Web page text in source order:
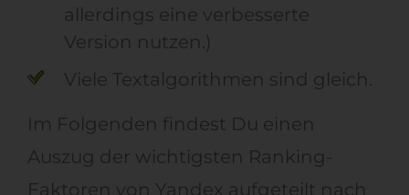
allerdings eine verbesserte
Version nutzen )
Viele Textalgorithmen sind gleich
Im Folgenden findest Du einen
Auszug der wichtigsten Ranking-
Faktoren von Yandex aufgeteilt nach